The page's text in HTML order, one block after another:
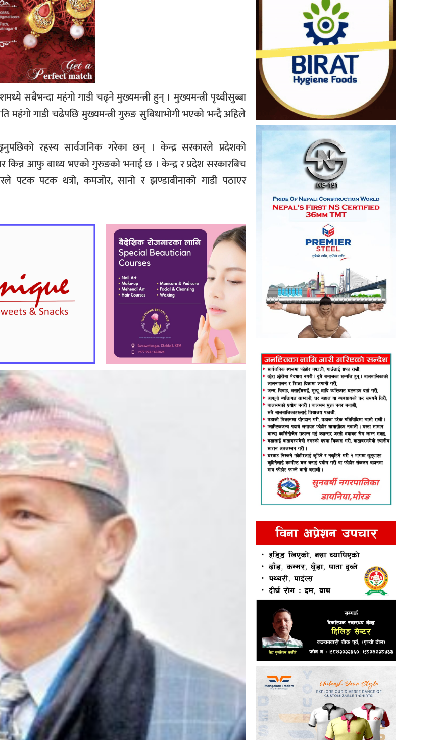
सबैभन्दा महंगो गाडी चढ्ने मुख्यमन्त्री हुन् । मुख्यमन्त्री पृथ्वीसुब्बा
महंगो गाडी चढेपछि मुख्यमन्त्री गुरुङ सुबिधाभोगी भएको भन्दै अहिले
रहस्य सार्वजनिक गरेका छन् । केन्द्र सरकारले प्रदेशको
किन्न आफु बाध्य भएको गुरुङको भनाई छ । केन्द्र र प्रदेश सरकारबिच
पटक पटक थत्रो, कमजोर, सानो र झण्डाबीनाको गाडी पठाएर